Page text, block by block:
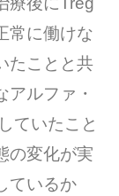
常に働けな
たことと共
アルファ・
ていたこと
の変化が実
ているか